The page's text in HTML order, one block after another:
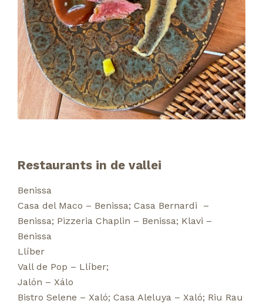
Restaurants in de vallei
Benissa
Casa del Maco – Benissa; Casa Bernardi –
Benissa; Pizzeria Chaplin – Benissa; Klavi –
Benissa
Llíber
Vall de Pop – Llíber;
Jalón – Xálo
Bistro Selene – Xaló; Casa Aleluya – Xaló; Riu Rau